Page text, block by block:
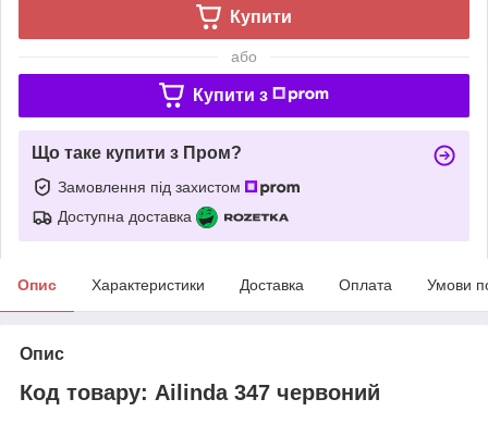
Купити
або
Купити з
Що таке купити з Пром?
Замовлення під захистом
Доступна доставка
Опис Характеристики Доставка Оплата Умови
Опис
Код товару: Ailinda 347 червоний